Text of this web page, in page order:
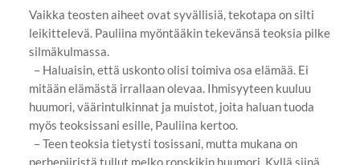
Vaikka teosten aiheet ovat syvällisiä, tekotapa on silti
leikittelevä. Pauliina myöntääkin tekevänsä teoksia pilke
silmäkulmassa.
– Haluaisin, että uskonto olisi toimiva osa elämää. Ei
mitään elämästä irrallaan olevaa. Ihmisyyteen kuuluu
huumori, väärintulkinnat ja muistot, joita haluan tuoda
myös teoksissani esille, Pauliina kertoo.
– Teen teoksia tietysti tosissani, mutta mukana on
perhepiiristä tullut melko ronskikin huumori. Kyllä siinä